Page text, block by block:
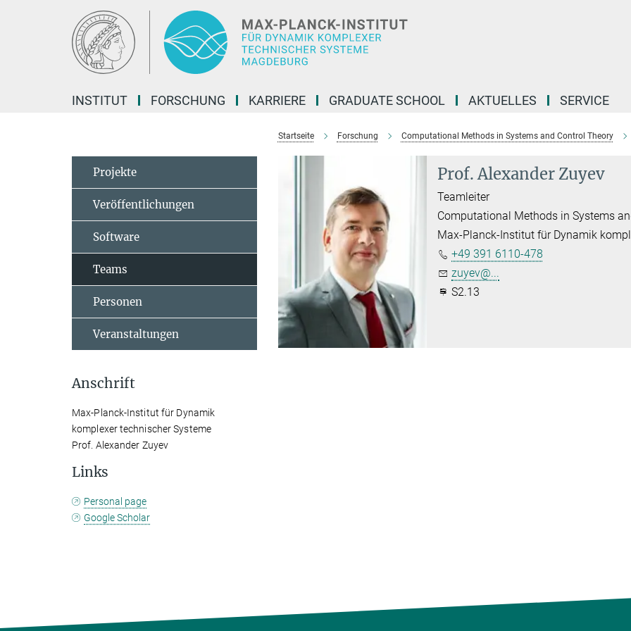
INSTITUT FORSCHUNG KARRIERE GRADUATE SCHOOL AKTUELLES SERVICE
Startseite Forschung Computational Methods in Systems and Control Theory
Prof. Alexander Zuyev
Teamleiter
Computational Methods in Systems
Max-Planck-Institut für Dynamik
+49 391 6110-478
zuyev@...
S2.13
Projekte
Veröffentlichungen
Software
Teams
Personen
Veranstaltungen
Anschrift
Max-Planck-Institut für Dynamik
komplexer technischer Systeme
Prof. Alexander Zuyev
Links
Personal page
Google Scholar